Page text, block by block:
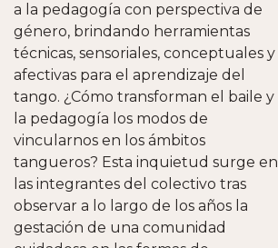
a la pedagogía con perspectiva de
género, brindando herramientas
técnicas, sensoriales, conceptuales y
afectivas para el aprendizaje del
tango. ¿Cómo transforman el baile y
la pedagogía los modos de
vincularnos en los ámbitos
tangueros? Esta inquietud surge en
las integrantes del colectivo tras
observar a lo largo de los años la
gestación de una comunidad